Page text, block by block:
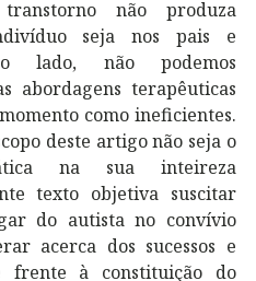
não produza
seja nos pais e
lado, não podemos
abordagens terapêuticas
como ineficientes.
deste artigo não seja o
na sua inteireza
texto objetiva suscitar
do autista no convívio
acerca dos sucessos e
frente à constituição do